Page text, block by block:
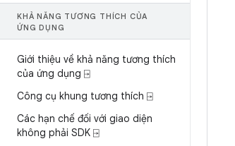
KHẢ NĂNG TƯƠNG THÍCH CỦA
ỨNG DỤNG
Giới thiệu về khả năng tương thích
của ứng dụng ⍈
Công cụ khung tương thích ⍈
Các hạn chế đối với giao diện
không phải SDK ⍈